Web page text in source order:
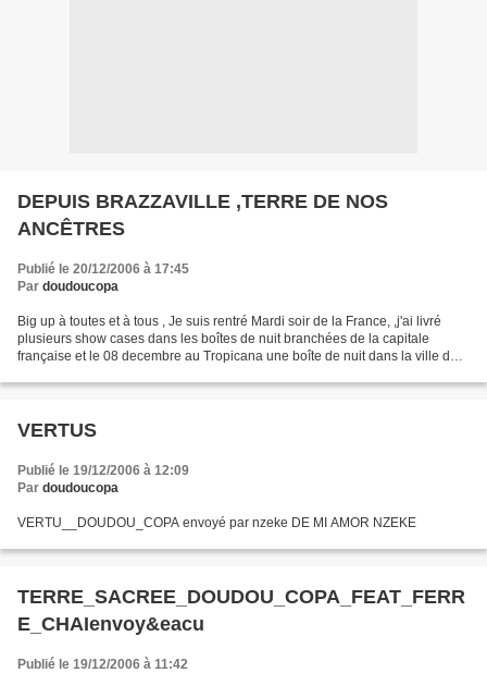
DEPUIS BRAZZAVILLE ,TERRE DE NOS
ANCÊTRES
Publié le 20/12/2006 à 17:45
Par doudoucopa
Big up à toutes et à tous , Je suis rentré Mardi soir de la France, ,j'ai livré
plusieurs show cases dans les boîtes de nuit branchées de la capitale
française et le 08 decembre au Tropicana une boîte de nuit dans la ville de
VERTUS
Publié le 19/12/2006 à 12:09
Par doudoucopa
VERTU__DOUDOU_COPA envoyé par nzeke DE MI AMOR NZEKE
TERRE_SACREE_DOUDOU_COPA_FEAT_FERR
E_CHAIenvoy&eacu
Publié le 19/12/2006 à 11:42